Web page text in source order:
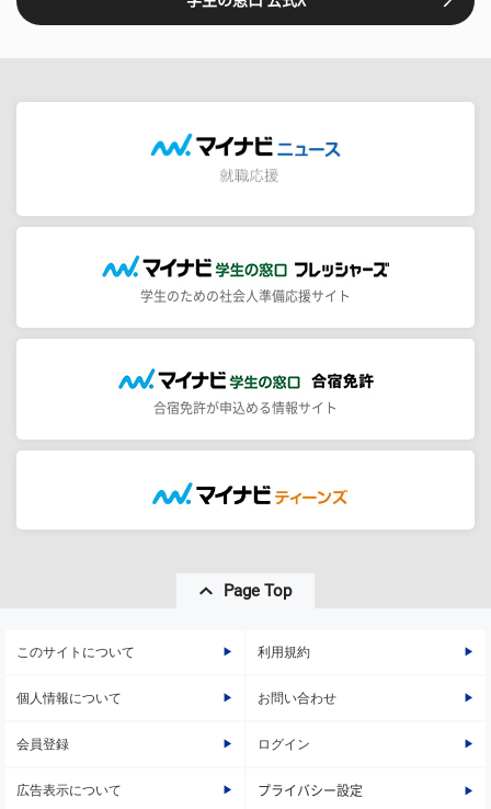
学生のための社会人準備応援サイト
合宿免許が申込める情報サイト
Page Top
このサイトについて 利用規約
個人情報について お問い合わせ
会員登録 ログイン
広告表示について プライバシー設定